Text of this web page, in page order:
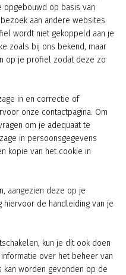
op basis van
aan andere websites
wordt niet gekoppeld aan je
zoals bij ons bekend, maar
op je profiel zodat deze zo
in en correctie of
onze contactpagina. Om
om je adequaat te
in persoonsgegevens
kopie van het cookie in
aangezien deze op je
hiervoor de handleiding van je
kun je dit ook doen
over het beheer van
worden gevonden op de